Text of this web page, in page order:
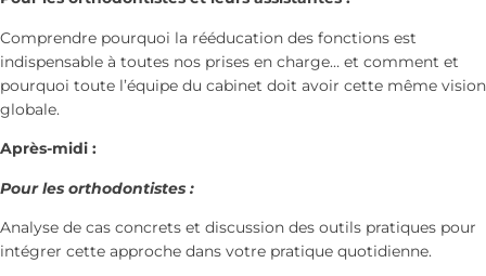
Comprendre pourquoi la rééducation des fonctions est
indispensable à toutes nos prises en charge… et comment et
pourquoi toute l’équipe du cabinet doit avoir cette même vision
globale.
Après-midi :
Pour les orthodontistes :
Analyse de cas concrets et discussion des outils pratiques pour
intégrer cette approche dans votre pratique quotidienne.